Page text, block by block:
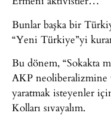
Bunlar başka bir
“Yeni Türkiye”yi
Bu dönem, “Sokakta
AKP
yaratmak isteyenler
Kolları sıvayalım.